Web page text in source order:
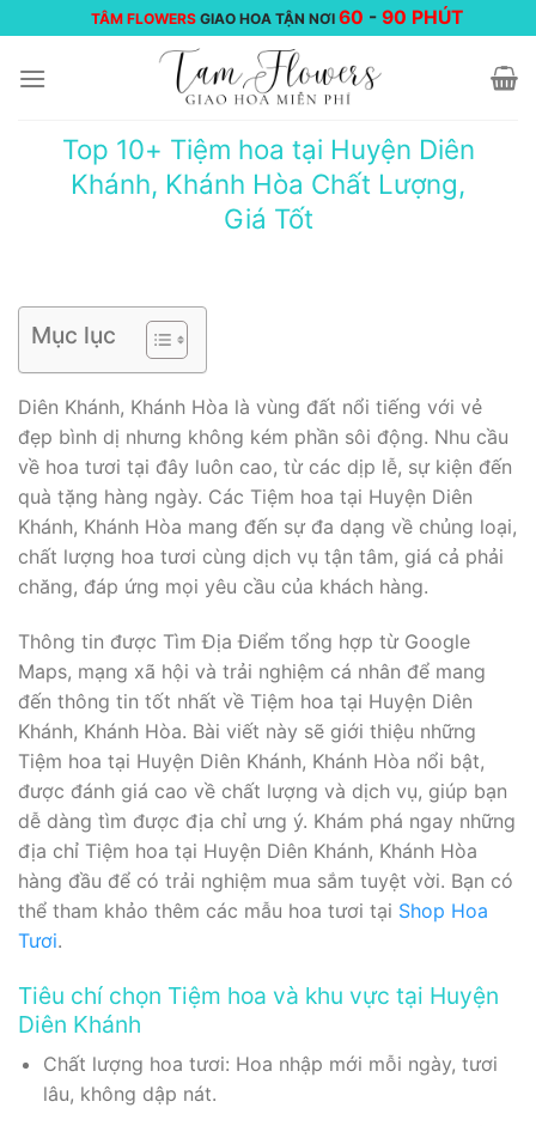
đến
nội
TÂM FLOWERS GIAO HOA TẬN NƠI 60 -90 PHÚT
Top 10+ Tiệm hoa tại Huyện Diên
Khánh, Khánh Hòa Chất Lượng,
Giá Tốt
Mục lục
Diên Khánh, Khánh Hòa là vùng đất nổi tiếng với vẻ
đẹp bình dị nhưng không kém phần sôi động. Nhu cầu
về hoa tươi tại đây luôn cao, từ các dịp lễ, sự kiện đến
quà tặng hàng ngày. Các Tiệm hoa tại Huyện Diên
Khánh, Khánh Hòa mang đến sự đa dạng về chủng loại,
chất lượng hoa tươi cùng dịch vụ tận tâm, giá cả phải
chăng, đáp ứng mọi yêu cầu của khách hàng.
Thông tin được Tìm Địa Điểm tổng hợp từ Google
Maps, mạng xã hội và trải nghiệm cá nhân để mang
đến thông tin tốt nhất về Tiệm hoa tại Huyện Diên
Khánh, Khánh Hòa. Bài viết này sẽ giới thiệu những
Tiệm hoa tại Huyện Diên Khánh, Khánh Hòa nổi bật,
được đánh giá cao về chất lượng và dịch vụ, giúp bạn
dễ dàng tìm được địa chỉ ưng ý. Khám phá ngay những
địa chỉ Tiệm hoa tại Huyện Diên Khánh, Khánh Hòa
hàng đầu để có trải nghiệm mua sắm tuyệt vời. Bạn có
thể tham khảo thêm các mẫu hoa tươi tại Shop Hoa
Tươi.
Tiêu chí chọn Tiệm hoa và khu vực tại Huyện
Diên Khánh
Chất lượng hoa tươi: Hoa nhập mới mỗi ngày, tươi
lâu, không dập nát.